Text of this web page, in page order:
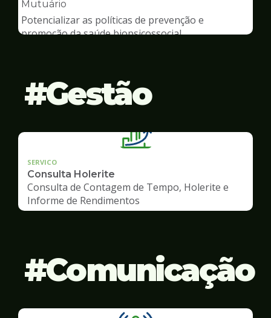
Capep
Mutuário
Potencializar as políticas de prevenção e
promoção da saúde biopsicossocial
Gestão
SERVICO
Consulta Holerite
Consulta de Contagem de Tempo, Holerite e
Informe de Rendimentos
Comunicação